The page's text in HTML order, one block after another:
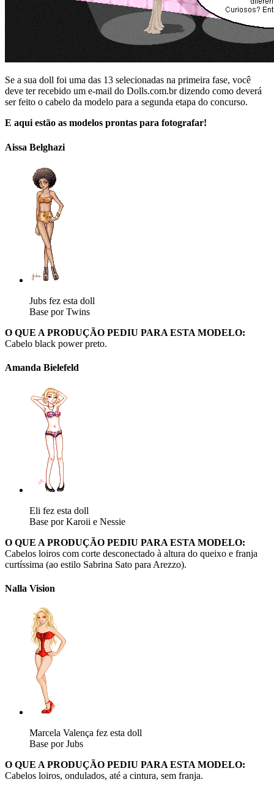
Se a sua doll foi uma das 13 selecionadas na primeira fase, você
deve ter recebido um e-mail do Dolls.com.br dizendo como deverá
ser feito o cabelo da modelo para a segunda etapa do concurso.
E aqui estão as modelos prontas para fotografar!
Aissa Belghazi
Jubs fez esta doll
Base por Twins
O QUE A PRODUÇÃO PEDIU PARA ESTA MODELO:
Cabelo black power preto.
Amanda Bielefeld
Eli fez esta doll
Base por Karoii e Nessie
O QUE A PRODUÇÃO PEDIU PARA ESTA MODELO:
Cabelos loiros com corte desconectado à altura do queixo e franja
curtíssima (ao estilo Sabrina Sato para Arezzo).
Nalla Vision
Marcela Valença fez esta doll
Base por Jubs
O QUE A PRODUÇÃO PEDIU PARA ESTA MODELO:
Cabelos loiros, ondulados, até a cintura, sem franja.